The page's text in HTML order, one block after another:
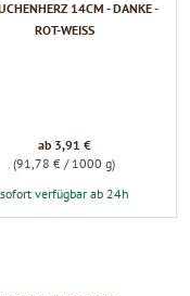
14CM - DANKE -
ROT-WEISS
ab 3,91 €
(91,78 € / 1000 g)
sofort verfügbar ab 24h